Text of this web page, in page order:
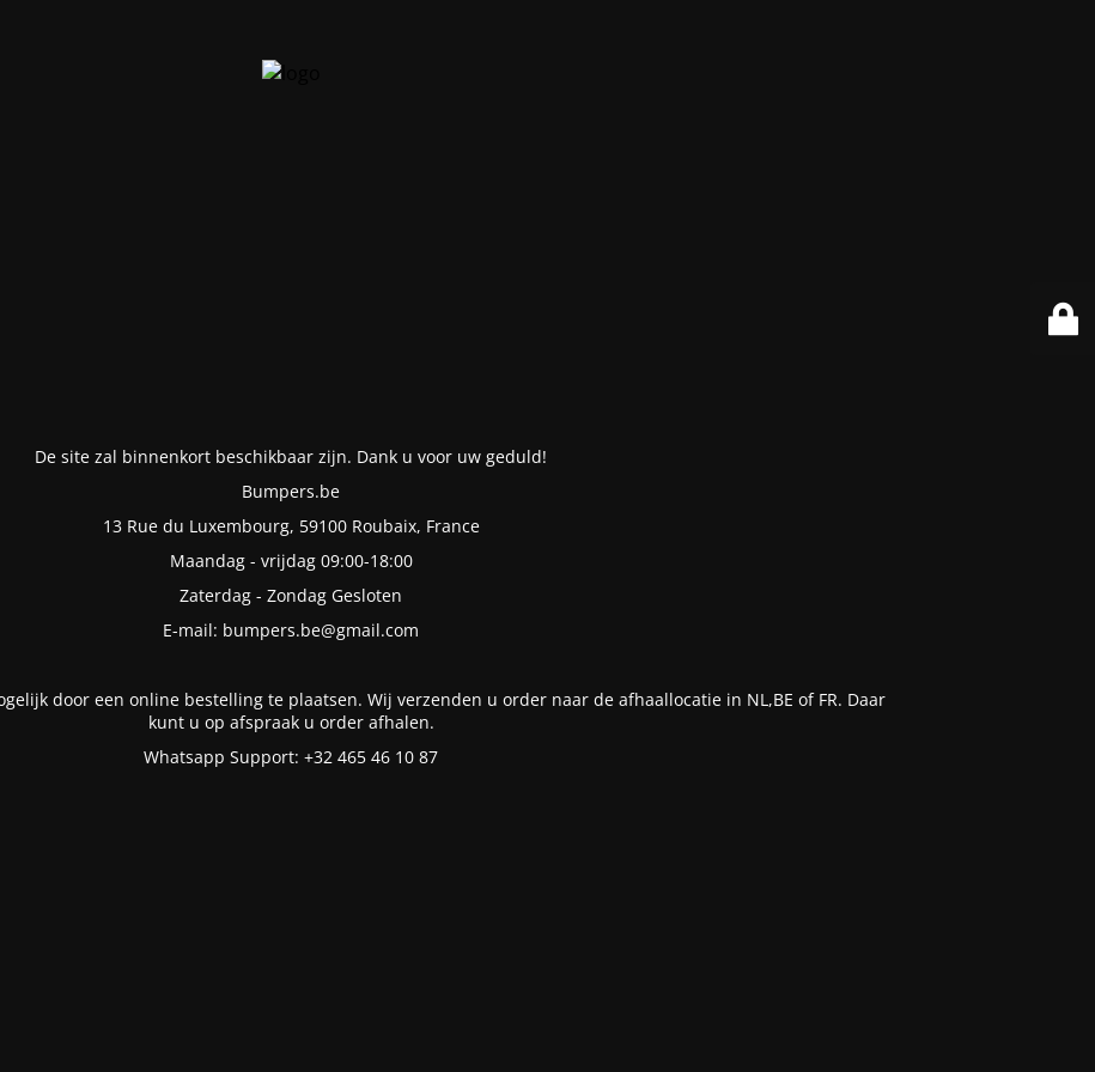
De site zal binnenkort beschikbaar zijn. Dank u voor uw geduld!
Bumpers.be
13 Rue du Luxembourg, 59100 Roubaix, France
Maandag - vrijdag 09:00-18:00
Zaterdag - Zondag Gesloten
E-mail: bumpers.be@gmail.com
door een online bestelling te plaatsen. Wij verzenden u order naar de afhaallocatie in NL,BE of FR. Daar
kunt u op afspraak u order afhalen.
Whatsapp Support: +32 465 46 10 87